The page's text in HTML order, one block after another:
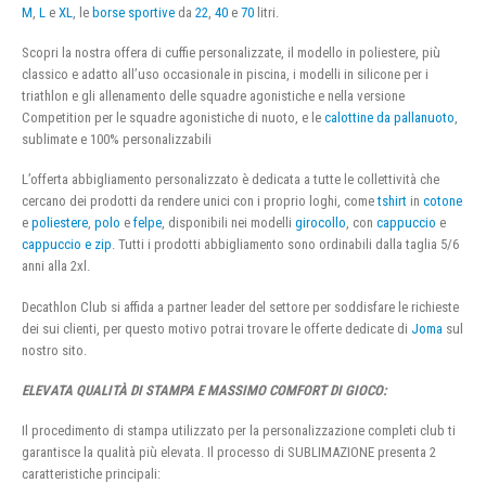
M L e XL , le borse sportive da 22 40 e 70 litri.
Scopri la nostra offera di cuffie personalizzate, il modello in poliestere, più
classico e adatto all’uso occasionale in piscina, i modelli in silicone per i
triathlon e gli allenamento delle squadre agonistiche e nella versione
Competition per le squadre agonistiche di nuoto, e le calottine da pallanuoto,
sublimate e 100% personalizzabili
L’offerta abbigliamento personalizzato è dedicata a tutte le collettività che
cercano dei prodotti da rendere unici con i proprio loghi, cometshirt in cotone
e poliestere, polo e felpe, disponibili nei modelli girocollo, con cappuccio e
cappuccio e zip. Tutti i prodotti abbigliamento sono ordinabili dalla taglia 5/6
anni alla 2xl.
Decathlon Club si affida a partner leader del settore per soddisfare le richieste
dei sui clienti, per questo motivo potrai trovare le offerte dedicate di Joma sul
nostro sito.
ELEVATA QUALITÀ DI STAMPA E MASSIMO COMFORT DI GIOCO:
Il procedimento di stampa utilizzato per la personalizzazione completi club ti
garantisce la qualità più elevata. Il processo di SUBLIMAZIONE presenta 2
caratteristiche principali: